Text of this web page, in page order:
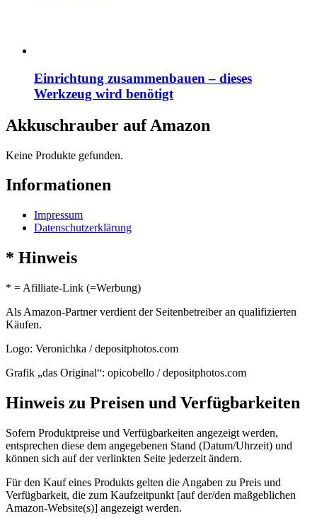
Einrichtung zusammenbauen – dieses
Werkzeug wird benötigt
Akkuschrauber auf Amazon
Keine Produkte gefunden.
Informationen
Impressum
Datenschutzerklärung
* Hinweis
* = Afilliate-Link (=Werbung)
Als Amazon-Partner verdient der Seitenbetreiber an qualifizierten
Käufen.
Logo: Veronichka / depositphotos.com
Grafik „das Original“: opicobello / depositphotos.com
Hinweis zu Preisen und Verfügbarkeiten
Sofern Produktpreise und Verfügbarkeiten angezeigt werden,
entsprechen diese dem angegebenen Stand (Datum/Uhrzeit) und
können sich auf der verlinkten Seite jederzeit ändern.
Für den Kauf eines Produkts gelten die Angaben zu Preis und
Verfügbarkeit, die zum Kaufzeitpunkt [auf der/den maßgeblichen
Amazon-Website(s)] angezeigt werden.